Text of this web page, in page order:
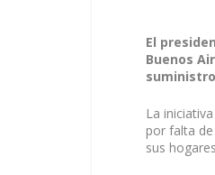
El
Buenos
La
por falta
sus